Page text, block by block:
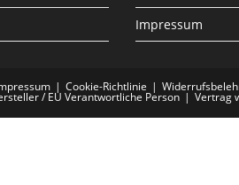
Impressum
Cookie-Richtlinie
/ EU Verantwortliche Person Vertrag